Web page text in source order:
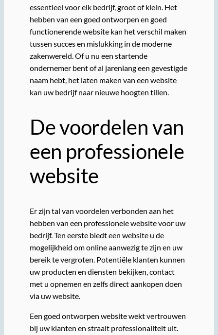
essentieel voor elk bedrijf, groot of klein. Het
hebben van een goed ontworpen en goed
functionerende website kan het verschil maken
tussen succes en mislukking in de moderne
zakenwereld. Of u nu een startende
ondernemer bent of al jarenlang een gevestigde
naam hebt, het laten maken van een website
kan uw bedrijf naar nieuwe hoogten tillen.
De voordelen van
een professionele
website
Er zijn tal van voordelen verbonden aan het
hebben van een professionele website voor uw
bedrijf. Ten eerste biedt een website u de
mogelijkheid om online aanwezig te zijn en uw
bereik te vergroten. Potentiële klanten kunnen
uw producten en diensten bekijken, contact
met u opnemen en zelfs direct aankopen doen
via uw website.
Een goed ontworpen website wekt vertrouwen
bij uw klanten en straalt professionaliteit uit.